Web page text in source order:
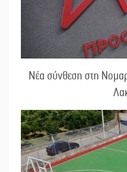
Νέα σύνθεση στη